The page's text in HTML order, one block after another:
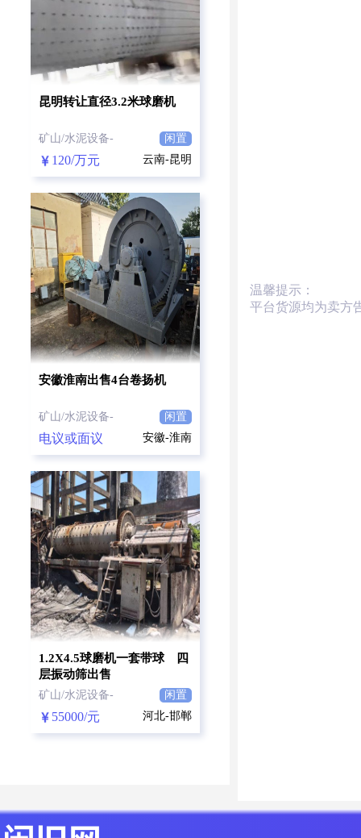
昆明转让直径3.2米球磨机
矿山/水泥设备- 闲置
120/万元 云南-昆明
安徽淮南出售4台卷扬机
矿山/水泥设备- 闲置
电议或面议 安徽-淮南
1.2X4.5球磨机一套带球 四
层振动筛出售
矿山/水泥设备- 闲置
55000/元 河北-邯郸
温馨提示：
平台货源均为卖方